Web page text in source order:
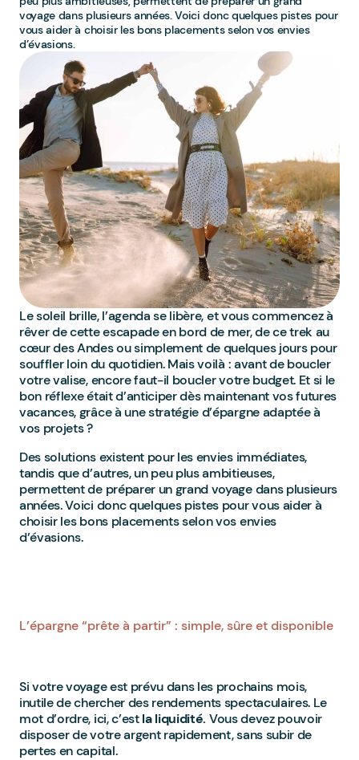
voyage dans plusieurs années. Voici donc quelques pistes pour
vous aider à choisir les bons placements selon vos envies
d’évasions.
Le soleil brille, l’agenda se libère, et vous commencez à
rêver de cette escapade en bord de mer, de ce trek au
cœur des Andes ou simplement de quelques jours pour
souffler loin du quotidien. Mais voilà : avant de boucler
votre valise, encore faut-il boucler votre budget. Et si le
bon réflexe était d’anticiper dès maintenant vos futures
vacances, grâce à une stratégie d’épargne adaptée à
vos projets ?
Des solutions existent pour les envies immédiates,
tandis que d’autres, un peu plus ambitieuses,
permettent de préparer un grand voyage dans plusieurs
années. Voici donc quelques pistes pour vous aider à
choisir les bons placements selon vos envies
d’évasions.
L’épargne “prête à partir” : simple, sûre et disponible
Si votre voyage est prévu dans les prochains mois,
inutile de chercher des rendements spectaculaires. Le
mot d’ordre, ici, c’estla liquidité. Vous devez pouvoir
disposer de votre argent rapidement, sans subir de
pertes en capital.